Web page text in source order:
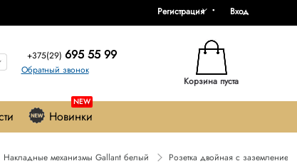
Вход
Регистрация
Корзина пуста
+375(29) 695 55 99
Обратный звонок
NEW
Новинки
Накладные механизмы Gallant белый Розетка двойная с